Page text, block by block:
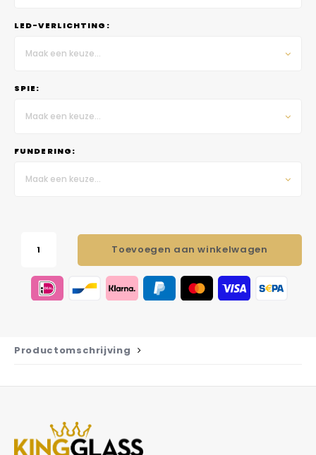
LED-VERLICHTING:
Maak een keuze...
SPIE:
Maak een keuze...
FUNDERING:
Maak een keuze...
Toevoegen aan winkelwagen
Productomschrijving